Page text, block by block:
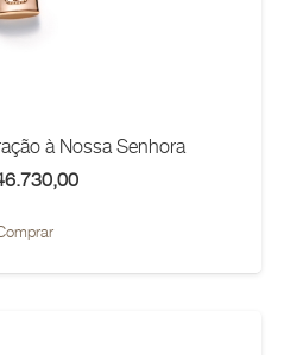
à Nossa Senhora